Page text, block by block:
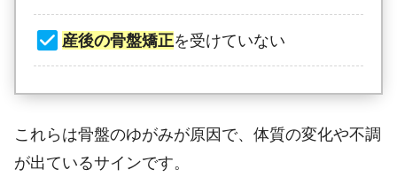
産後の骨盤矯正を受けていない
これらは骨盤のゆがみが原因で、体質の変化や不調
が出ているサインです。